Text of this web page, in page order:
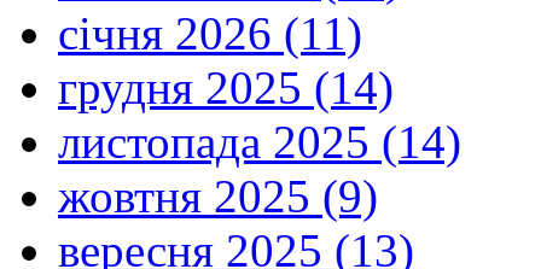
січня 2026 (11)
грудня 2025 (14)
листопада 2025 (14)
жовтня 2025 (9)
вересня 2025 (13)